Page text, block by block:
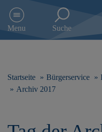
e
h
Menu Suche
Startseite Bürgerservice
Archiv 2017